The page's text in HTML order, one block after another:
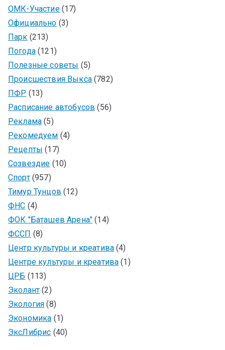
ОМК-Участие(17)
Официально (3)
Парк (213)
Погода(121)
Полезные советы (5)
Происшествия Выкса(782)
ПФР (13)
Расписание автобусов (56)
Реклама (5)
Рекомедуем (4)
Рецепты (17)
Созвездие (10)
Спорт(957)
Тимур Тунцов (12)
ФНС (4)
ФОК "Баташев Арена" (14)
ФССП (8)
Центр культуры и креатива (4)
Центре культуры и креатива (1)
ЦРБ (113)
Эколант (2)
Экология (8)
Экономика (1)
ЭксЛибрис (40)